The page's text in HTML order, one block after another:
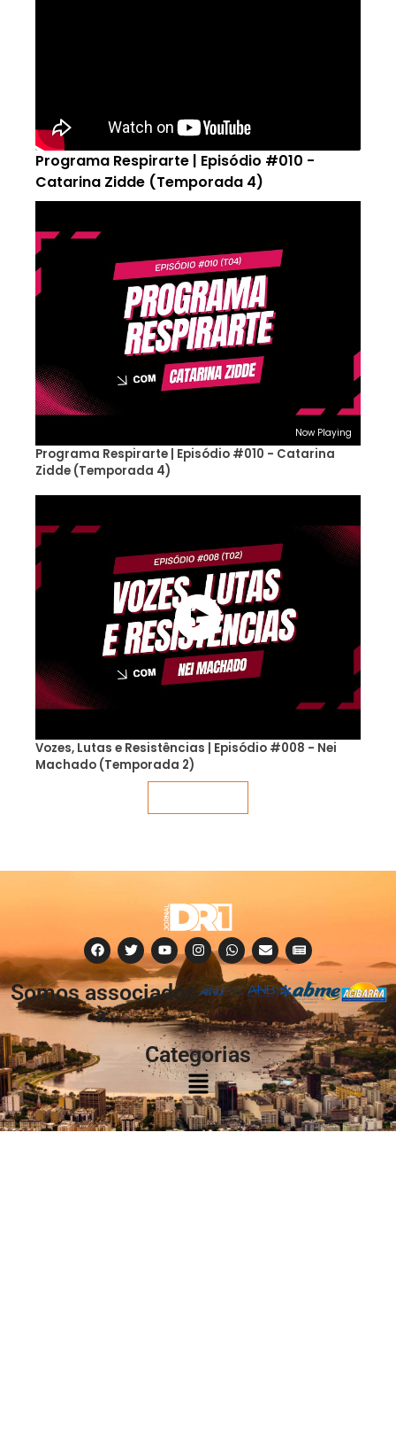
Programa Respirarte | Episódio #010 -
Catarina Zidde (Temporada 4)
Now Playing
Programa Respirarte | Episódio #010 - Catarina
Zidde (Temporada 4)
Vozes, Lutas e Resistências | Episódio #008 - Nei
Machado (Temporada 2)
Somos associados
à:
Categorias